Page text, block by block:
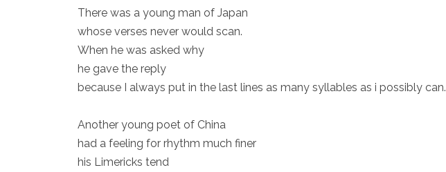
There was a young man of Japan
whose verses never would scan.
When he was asked why
he gave the reply
because I always put in the last lines as many syllables as i possibly can.
Another young poet of China
had a feeling for rhythm much finer
his Limericks tend